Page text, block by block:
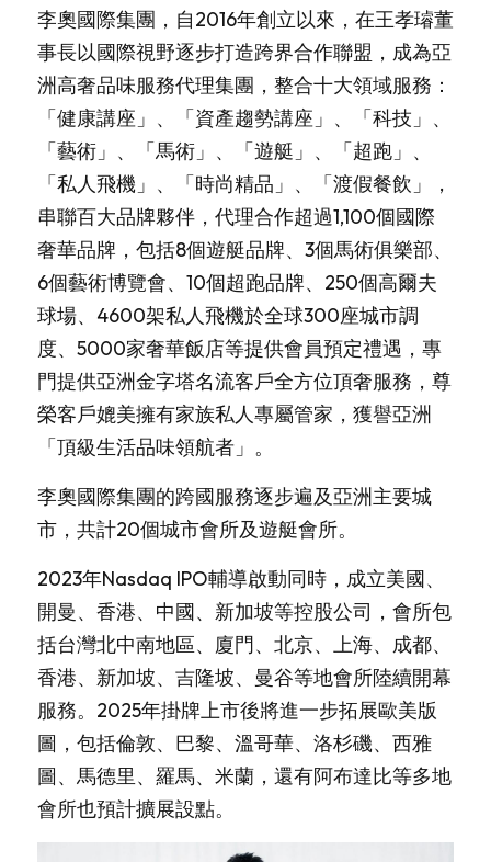
財務講座
私人飛機
海洋文化
海洋文化
遊艇體驗
遊艇銷售
超跑賽事
超跑賽事
二手精品車款
超跑賽道活動
包場服務
藝術
藝術
福爾摩沙藝術博覽會
新竹藝術博覽會
馬術
馬術
三一馬術莊園
考取駕照
駒峰薈馬術學院
渡假餐飲
渡假餐飲
燕窩
天然選品
十大領域
時尚精品
時尚精品
輕奢精品
繁體中文
繁體中文
简体中文
English
VR 線上導覽
李奧國際集團，自2016年創立以來，在王孝璿董
事長以國際視野逐步打造跨界合作聯盟，成為亞
洲高奢品味服務代理集團，整合十大領域服務：
「健康講座」、「資產趨勢講座」、「科技」、
「藝術」、「馬術」、「遊艇」、「超跑」、
「私人飛機」、「時尚精品」、「渡假餐飲」，
串聯百大品牌夥伴，代理合作超過1,100個國際
奢華品牌，包括8個遊艇品牌、3個馬術俱樂部、
6個藝術博覽會、10個超跑品牌、250個高爾夫
球場、4600架私人飛機於全球300座城市調
度、5000家奢華飯店等提供會員預定禮遇，專
門提供亞洲金字塔名流客戶全方位頂奢服務，尊
榮客戶媲美擁有家族私人專屬管家，獲譽亞洲
「頂級生活品味領航者」。
李奧國際集團的跨國服務逐步遍及亞洲主要城
市，共計20個城市會所及遊艇會所。
2023年Nasdaq IPO輔導啟動同時，成立美國、
開曼、香港、中國、新加坡等控股公司，會所包
括台灣北中南地區、廈門、北京、上海、成都、
香港、新加坡、吉隆坡、曼谷等地會所陸續開幕
服務。2025年掛牌上市後將進一步拓展歐美版
圖，包括倫敦、巴黎、溫哥華、洛杉磯、西雅
圖、馬德里、羅馬、米蘭，還有阿布達比等多地
會所也預計擴展設點。